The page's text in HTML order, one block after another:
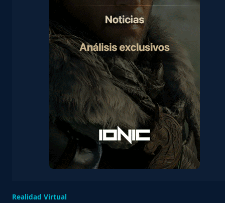
Realidad Virtual